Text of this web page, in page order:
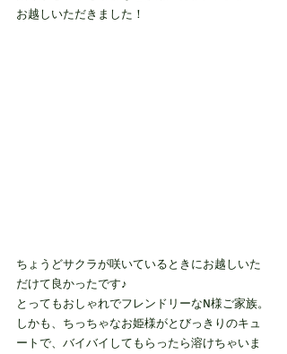
お越しいただきました！
ちょうどサクラが咲いているときにお越しいた
だけて良かったです♪
とってもおしゃれでフレンドリーなN様ご家族。
しかも、ちっちゃなお姫様がとびっきりのキュ
ートで、バイバイしてもらったら溶けちゃいま